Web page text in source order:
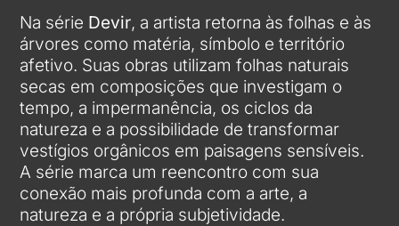
Na série Devir, a artista retorna às folhas e às
árvores como matéria, símbolo e território
afetivo. Suas obras utilizam folhas naturais
secas em composições que investigam o
tempo, a impermanência, os ciclos da
natureza e a possibilidade de transformar
vestígios orgânicos em paisagens sensíveis.
A série marca um reencontro com sua
conexão mais profunda com a arte, a
natureza e a própria subjetividade.